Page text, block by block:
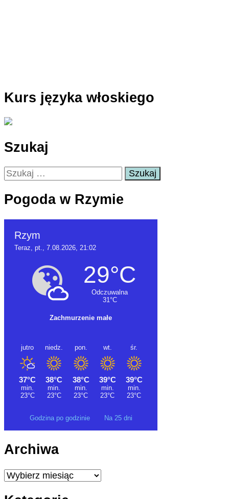
Kurs języka włoskiego
Szukaj
Szukaj:
Pogoda w Rzymie
Godzina po godzinie Na 25 dni
Archiwa
Archiwa